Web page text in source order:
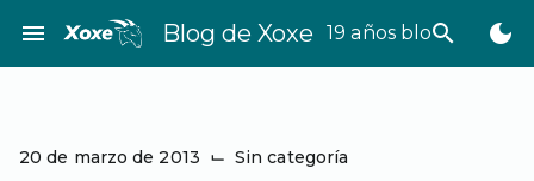
contenido
menu Blog de Xoxe 19 años bloggeando
search dark_mode
20 de marzo de 2013 ⌙ Sin categoría